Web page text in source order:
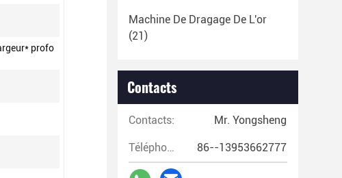
profo
Machine De Dragage De L'or
(21)
Contacts
Contacts: Mr. Yongsheng
Téléphone: 86--13953662777